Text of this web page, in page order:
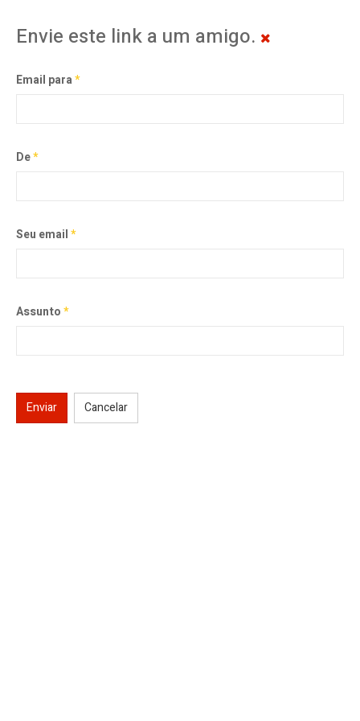
Envie este link a um amigo.
Email para*
De*
Seu email*
Assunto*
Enviar Cancelar